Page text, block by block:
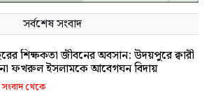
সর্বশেষ সংবাদ
শিক্ষকতা জীবনের অবসান: উদয়পুরে ক্বারী
ফখরুল ইসলামকে আবেগঘন বিদায়
থেকে